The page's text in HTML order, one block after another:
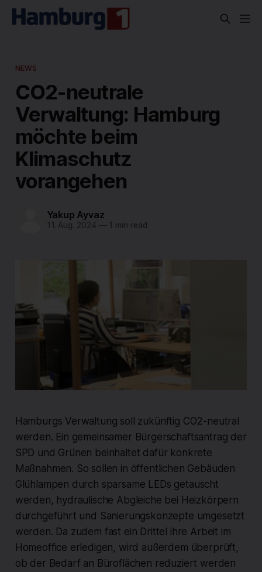
NEWS
CO2-neutrale
Verwaltung: Hamburg
möchte beim
Klimaschutz
vorangehen
Yakup Ayvaz
11. Aug. 2024 —1 min read
Hamburgs Verwaltung soll zukünftig CO2-neutral
werden. Ein gemeinsamer Bürgerschaftsantrag der
SPD und Grünen beinhaltet dafür konkrete
Maßnahmen. So sollen in öffentlichen Gebäuden
Glühlampen durch sparsame LEDs getauscht
werden, hydraulische Abgleiche bei Heizkörpern
durchgeführt und Sanierungskonzepte umgesetzt
werden. Da zudem fast ein Drittel ihre Arbeit im
Homeoffice erledigen, wird außerdem überprüft,
ob der Bedarf an Büroflächen reduziert werden